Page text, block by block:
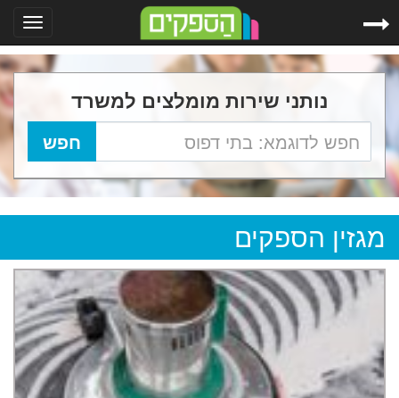
נותני שירות מומלצים למשרד
מגזין הספקים